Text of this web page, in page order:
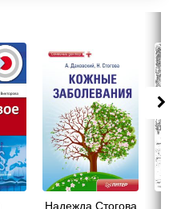
Надежда Стогова